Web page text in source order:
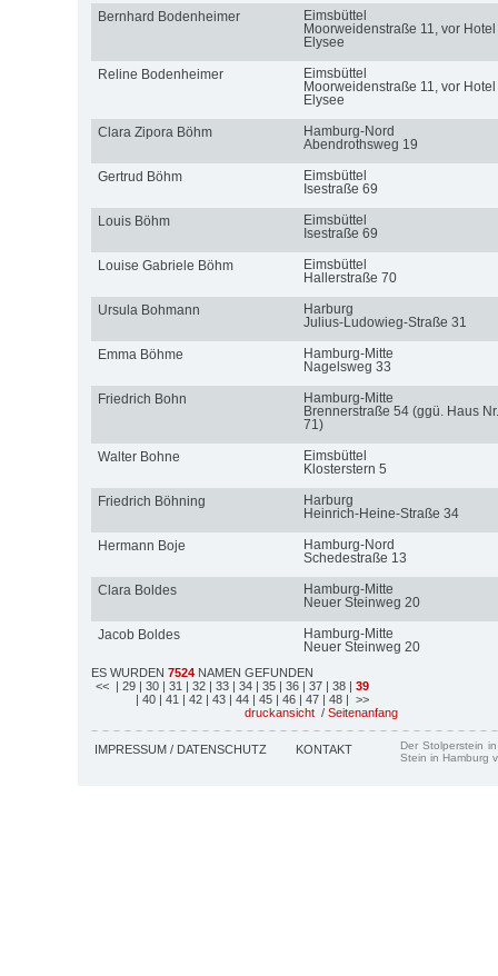
Bernhard Bodenheimer
Eimsbüttel
Moorweidenstraße 11, vor Hotel
Elysee
Reline Bodenheimer
Eimsbüttel
Moorweidenstraße 11, vor Hotel
Elysee
Clara Zipora Böhm
Hamburg-Nord
Abendrothsweg 19
Gertrud Böhm
Eimsbüttel
Isestraße 69
Louis Böhm
Eimsbüttel
Isestraße 69
Louise Gabriele Böhm
Eimsbüttel
Hallerstraße 70
Ursula Bohmann
Harburg
Julius-Ludowieg-Straße 31
Emma Böhme
Hamburg-Mitte
Nagelsweg 33
Friedrich Bohn
Hamburg-Mitte
Brennerstraße 54 (ggü. Haus Nr.
71)
Walter Bohne
Eimsbüttel
Klosterstern 5
Friedrich Böhning
Harburg
Heinrich-Heine-Straße 34
Hermann Boje
Hamburg-Nord
Schedestraße 13
Clara Boldes
Hamburg-Mitte
Neuer Steinweg 20
Jacob Boldes
Hamburg-Mitte
Neuer Steinweg 20
ES WURDEN 7524 NAMEN GEFUNDEN
<< | 29 | 30 | 31 | 32 | 33 | 34 | 35 | 36 | 37 | 38 | 39
| 40 | 41 | 42 | 43 | 44 | 45 | 46 | 47 | 48 | >>
druckansicht / Seitenanfang
IMPRESSUM / DATENSCHUTZ KONTAKT
Der Stolperstein
Stein in Hamburg